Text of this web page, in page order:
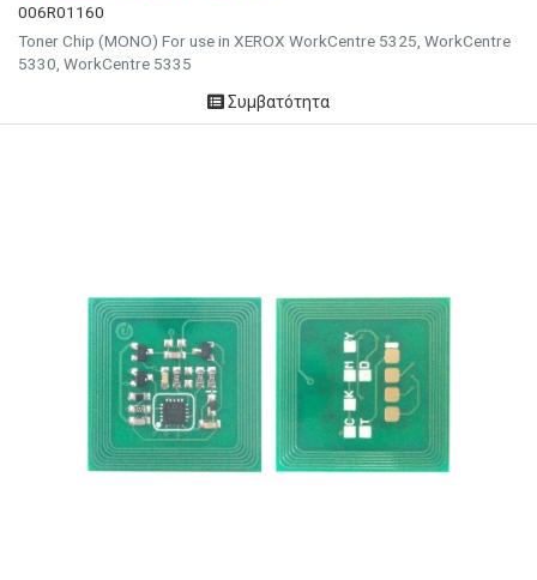
006R01160
Toner Chip (MONO) For use in XEROX WorkCentre 5325, WorkCentre
5330, WorkCentre 5335
Συμβατότητα